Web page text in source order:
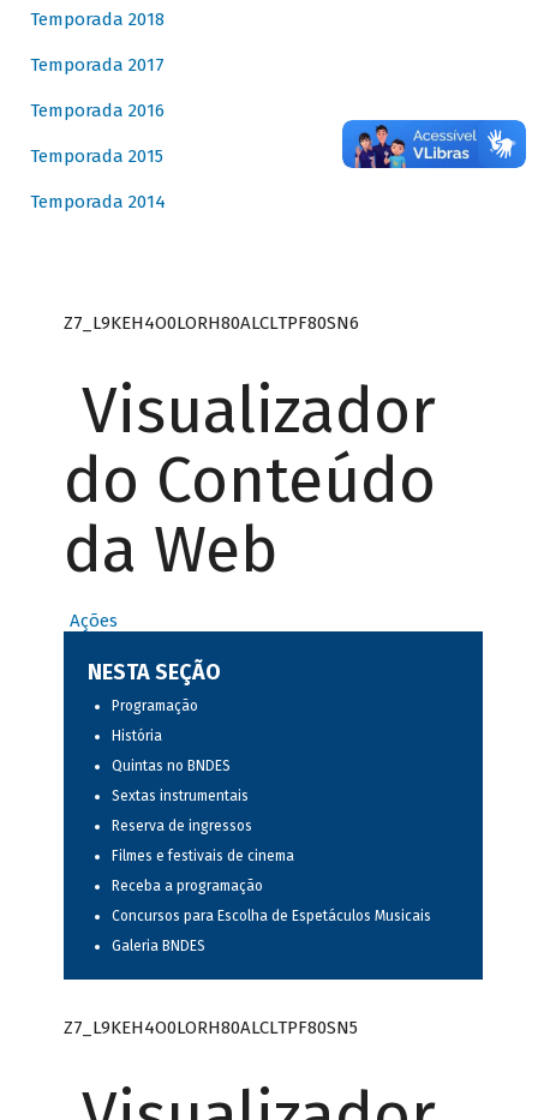
Temporada 2018
Temporada 2017
Temporada 2016
Temporada 2015
Temporada 2014
Z7_L9KEH4O0LORH80ALCLTPF80SN6
Visualizador
do Conteúdo
da Web
Ações
NESTA SEÇÃO
Programação
História
Quintas no BNDES
Sextas instrumentais
Reserva de ingressos
Filmes e festivais de cinema
Receba a programação
Concursos para Escolha de Espetáculos Musicais
Galeria BNDES
Z7_L9KEH4O0LORH80ALCLTPF80SN5